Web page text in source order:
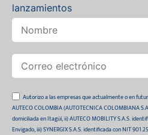
lanzamientos
Autorizo a las empresas que actualmente o en
AUTECO COLOMBIA (AUTOTECNICA COLOMBIANA
domiciliada en Itagüí, ii) AUTECO MOBILITY S.A.S.
Envigado, iii) SYNERGIX S.A.S. identificada con NIT